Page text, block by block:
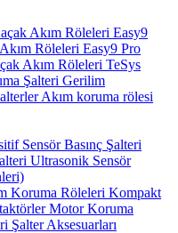
Akım Röleleri Easy9
Röleleri Easy9 Pro
Akım Röleleri TeSys
Şalteri Gerilim
Akım koruma rölesi
SensörBasınç Şalteri
Ultrasonik Sensör
Koruma Röleleri Kompakt
Motor Koruma
Şalter Aksesuarları